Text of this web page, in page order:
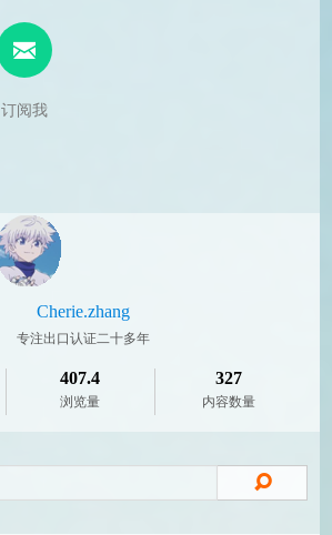
订阅我
Cherie.zhang
专注出口认证二十多年
407.4
浏览量
327
内容数量